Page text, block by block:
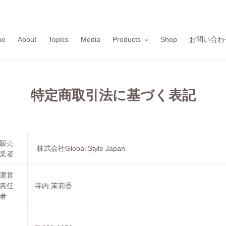
About Topics Media Products Shop お問い合わ
特定商取引法に基づく表記
販売
業者
株式会社Global Style Japan
運営
責任
者
寺内 茉莉香